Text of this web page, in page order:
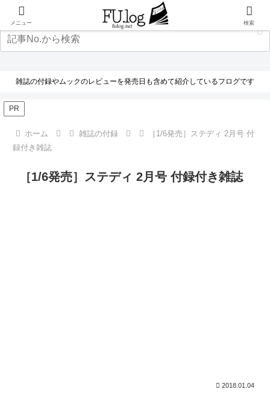
雑誌の付録やムックのレビューを発売日も含めて紹介しているフログです
PR
ホーム 雑誌の付録
［1/6発売］ステディ 2月号 付
録付き雑誌
［1/6発売］ステディ 2月号 付録付き雑誌
2018.01.04
メニュー 検索